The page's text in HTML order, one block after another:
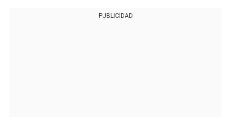
PUBLICIDAD